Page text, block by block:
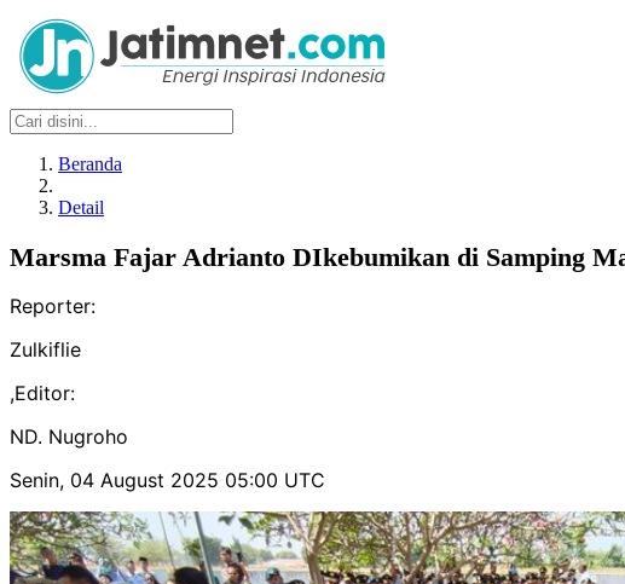
Beranda
Detail
Marsma Fajar Adrianto DIkebumikan di Samping
Reporter:
Zulkiflie
,Editor:
ND. Nugroho
Senin, 04 August 2025 05:00 UTC